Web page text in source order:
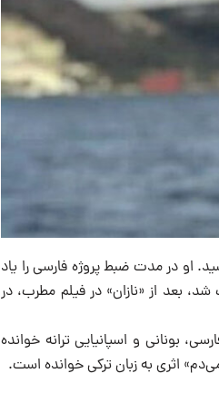
رسید. او در مدت ضبط پروژه فارسی را یاد
بعد از «نازان» در فیلم مطرب، در
بونانی و اسپانیایی ترانه خوانده
اثری به زبان ترکی خوانده است.